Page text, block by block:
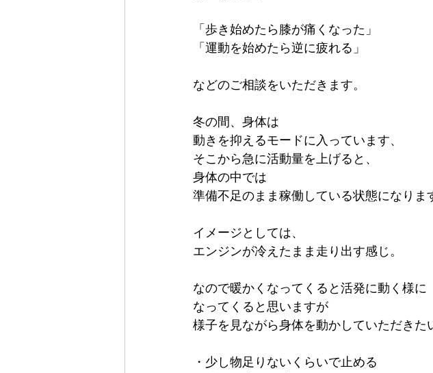
「歩き始めたら膝が痛くなった」
「運動を始めたら逆に疲れる」
などのご相談をいただきます。
冬の間、身体は
動きを抑えるモードに入っています、
そこから急に活動量を上げると、
身体の中では
準備不足のまま稼働している状態になりま
イメージとしては、
エンジンが冷えたまま走り出す感じ。
なので暖かくなってくると活発に動く様に
なってくると思いますが
様子を見ながら身体を動かしていただきた
・少し物足りないくらいで止める